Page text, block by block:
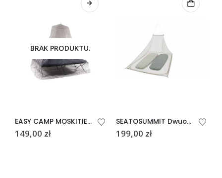
BRAK PRODUKTU.
EASY CAMP MOSKITIERA PODWÓJNA
149,00 zł
SEATOSUMMIT Dwuosobowa moskitiera Pyramid
199,00 zł